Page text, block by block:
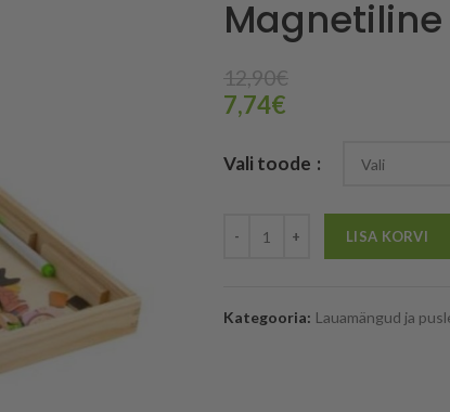
12,90€
7,74€
Vali toode
LISA KORVI
Kategooria: Lauamängud ja